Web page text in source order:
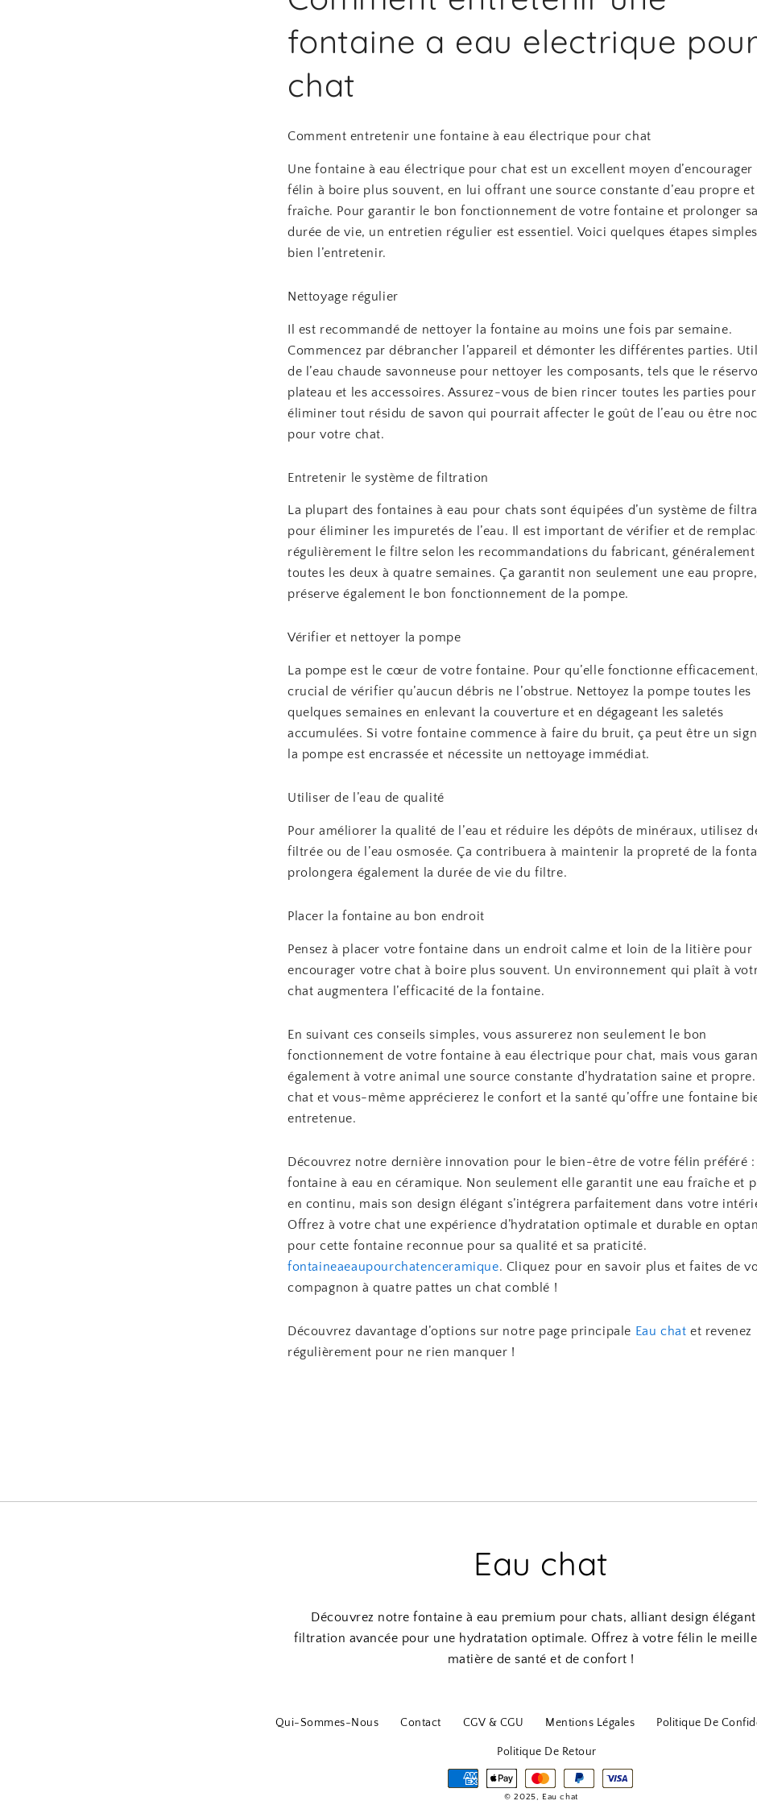
fontaine a eau electrique pour
chat
Comment entretenir une fontaine à eau électrique pour chat
Une fontaine à eau électrique pour chat est un excellent moyen d’encourager
félin à boire plus souvent, en lui offrant une source constante d’eau propre et
fraîche. Pour garantir le bon fonctionnement de votre fontaine et prolonger sa
durée de vie, un entretien régulier est essentiel. Voici quelques étapes
bien l’entretenir.
Nettoyage régulier
Il est recommandé de nettoyer la fontaine au moins une fois par semaine.
Commencez par débrancher l’appareil et démonter les différentes parties.
de l’eau chaude savonneuse pour nettoyer les composants, tels que le
plateau et les accessoires. Assurez-vous de bien rincer toutes les parties pour
éliminer tout résidu de savon qui pourrait affecter le goût de l’eau ou être
pour votre chat.
Entretenir le système de filtration
La plupart des fontaines à eau pour chats sont équipées d’un système de
pour éliminer les impuretés de l’eau. Il est important de vérifier et de
régulièrement le filtre selon les recommandations du fabricant, généralement
toutes les deux à quatre semaines. Ça garantit non seulement une eau
préserve également le bon fonctionnement de la pompe.
Vérifier et nettoyer la pompe
La pompe est le cœur de votre fontaine. Pour qu’elle fonctionne
crucial de vérifier qu’aucun débris ne l’obstrue. Nettoyez la pompe toutes les
quelques semaines en enlevant la couverture et en dégageant les saletés
accumulées. Si votre fontaine commence à faire du bruit, ça peut être un
la pompe est encrassée et nécessite un nettoyage immédiat.
Utiliser de l’eau de qualité
Pour améliorer la qualité de l’eau et réduire les dépôts de minéraux, utilisez
filtrée ou de l’eau osmosée. Ça contribuera à maintenir la propreté de la
prolongera également la durée de vie du filtre.
Placer la fontaine au bon endroit
Pensez à placer votre fontaine dans un endroit calme et loin de la litière pour
encourager votre chat à boire plus souvent. Un environnement qui plaît à
chat augmentera l’efficacité de la fontaine.
En suivant ces conseils simples, vous assurerez non seulement le bon
fonctionnement de votre fontaine à eau électrique pour chat, mais vous
également à votre animal une source constante d’hydratation saine et
chat et vous-même apprécierez le confort et la santé qu’offre une fontaine
entretenue.
Découvrez notre dernière innovation pour le bien-être de votre félin préféré
fontaine à eau en céramique. Non seulement elle garantit une eau fraîche et
en continu, mais son design élégant s’intégrera parfaitement dans votre
Offrez à votre chat une expérience d’hydratation optimale et durable en
pour cette fontaine reconnue pour sa qualité et sa praticité.
fontaineaeaupourchatenceramique. Cliquez pour en savoir plus et faites de
compagnon à quatre pattes un chat comblé !
Découvrez davantage d’options sur notre page principale Eau chat et revenez
régulièrement pour ne rien manquer !
Eau chat
Découvrez notre fontaine à eau premium pour chats, alliant design
filtration avancée pour une hydratation optimale. Offrez à votre félin le
matière de santé et de confort !
Qui-Sommes-Nous Contact CGV & CGU Mentions Légales Politique De
Politique De Retour
© 2025, Eau chat